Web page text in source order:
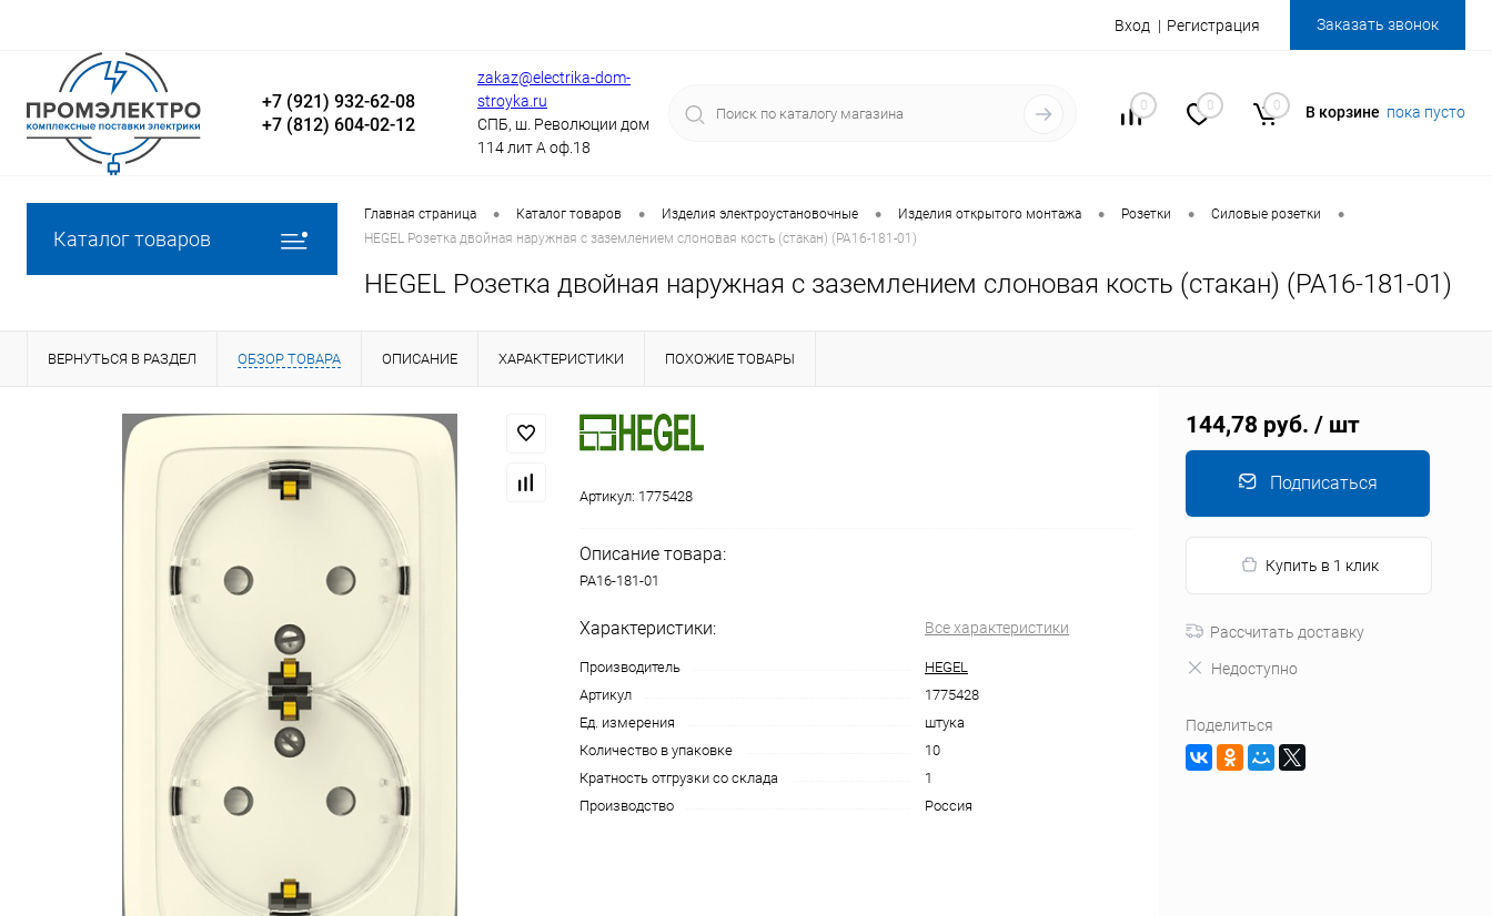
Вход Регистрация Заказать звонок
+7 (921) 932-62-08
+7 (812) 604-02-12
zakaz@electrika-dom-
stroyka.ru
СПБ, ш. Революции дом
114 лит А оф.18
0 0 0 В корзине пока пусто
Каталог товаров
Главная страница • Каталог товаров • Изделия электроустановочные • Изделия открытого монтажа • Розетки • Силовые розетки •
HEGEL Розетка двойная наружная с заземлением слоновая кость (стакан) (РА16-181-01)
HEGEL Розетка двойная наружная с заземлением слоновая кость (стакан) (РА16-181-01)
ВЕРНУТЬСЯ В РАЗДЕЛ ОБЗОР ТОВАРА ОПИСАНИЕ ХАРАКТЕРИСТИКИ ПОХОЖИЕ ТОВАРЫ
Артикул: 1775428
Описание товара:
РА16-181-01
Характеристики: Все характеристики
Производитель
HEGEL
Артикул
1775428
Ед. измерения
штука
Количество в упаковке
10
Кратность отгрузки со склада
1
Производство
Россия
144,78 руб. / шт
Подписаться
Купить в 1 клик
Рассчитать доставку
Недоступно
Поделиться